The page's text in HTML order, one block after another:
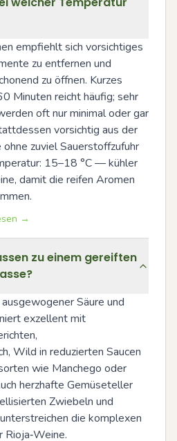
empfiehlt sich vorsichtiges
zu entfernen und
zu öffnen. Kurzes
Minuten reicht häufig; sehr
oft nur minimal oder gar
vorsichtig aus der
ohne zuviel Sauerstoffzufuhr
15–18 °C — kühler
damit die reifen Aromen
→
zu einem gereiften
Säure und
exzellent mit
Wild in reduzierten Saucen
wie Manchego oder
herzhafte Gemüseteller
Zwiebeln und
die komplexen